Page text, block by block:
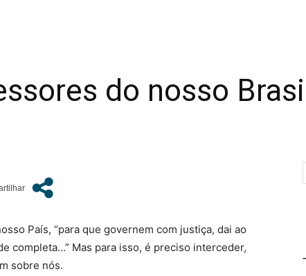
do nosso
País, “para que governem com justiça, dai ao
completa…” Mas para isso, é preciso interceder,
sobre nós.